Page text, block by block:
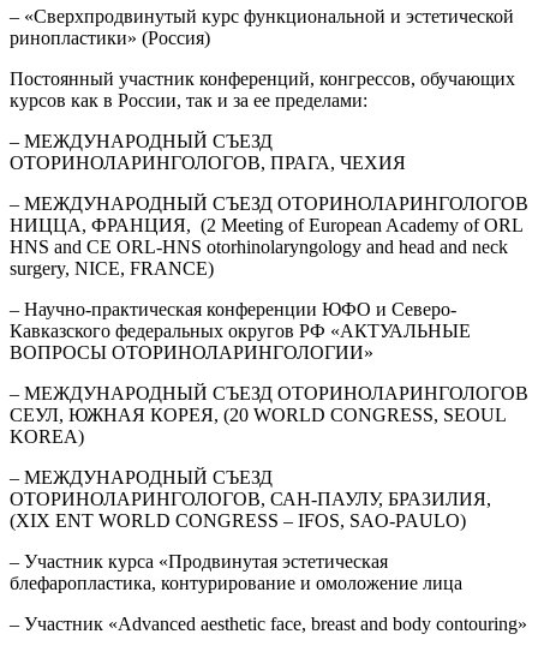
– «Сверхпродвинутый курс функциональной и эстетической
ринопластики» (Россия)
Постоянный участник конференций, конгрессов, обучающих
курсов как в России, так и за ее пределами:
– МЕЖДУНАРОДНЫЙ СЪЕЗД
ОТОРИНОЛАРИНГОЛОГОВ, ПРАГА, ЧЕХИЯ
– МЕЖДУНАРОДНЫЙ СЪЕЗД ОТОРИНОЛАРИНГОЛОГОВ
НИЦЦА, ФРАНЦИЯ, (2 Meeting of European Academy of ORL
HNS and CE ORL-HNS otorhinolaryngology and head and neck
surgery, NICE, FRANCE)
– Научно-практическая конференции ЮФО и Северо-
Кавказского федеральных округов РФ «АКТУАЛЬНЫЕ
ВОПРОСЫ ОТОРИНОЛАРИНГОЛОГИИ»
– МЕЖДУНАРОДНЫЙ СЪЕЗД ОТОРИНОЛАРИНГОЛОГОВ
СЕУЛ, ЮЖНАЯ КОРЕЯ, (20 WORLD CONGRESS, SEOUL
KOREA)
– МЕЖДУНАРОДНЫЙ СЪЕЗД
ОТОРИНОЛАРИНГОЛОГОВ, САН-ПАУЛУ, БРАЗИЛИЯ,
(XIX ENT WORLD CONGRESS – IFOS, SAO-PAULO)
– Участник курса «Продвинутая эстетическая
блефаропластика, контурирование и омоложение лица
– Участник «Advanced aesthetic face, breast and body contouring»